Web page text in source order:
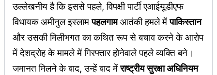
उल्लेखनीय है कि इससे पहले, विपक्षी पार्टी एआईयूडीएफ
विधायक अमीनुल इस्लामपहलगामआतंकी हमले मेंपाकिस्तान
और उसकी मिलीभगत का कथित रूप से बचाव करने के आरोप
में देशद्रोह के मामले में गिरफ्तार होनेवाले पहले व्यक्ति बने।
जमानत मिलने के बाद, उन्हें बाद मेंराष्ट्रीय सुरक्षा अधिनियम